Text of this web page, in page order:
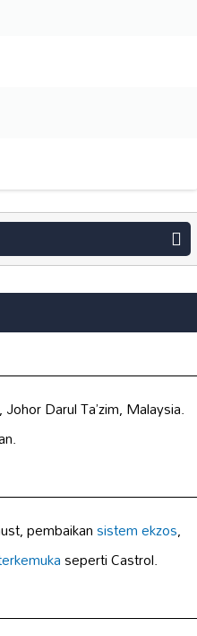
Darul Ta’zim, Malaysia.
pembaikansistem ekzos,
seperti Castrol.